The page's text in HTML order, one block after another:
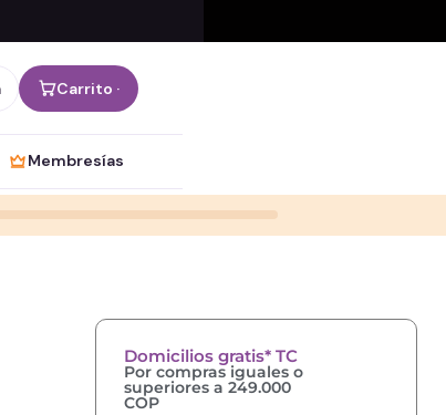
Carrito ·
Membresías
Domicilios gratis* TC
Por compras iguales o
superiores a 249.000
COP